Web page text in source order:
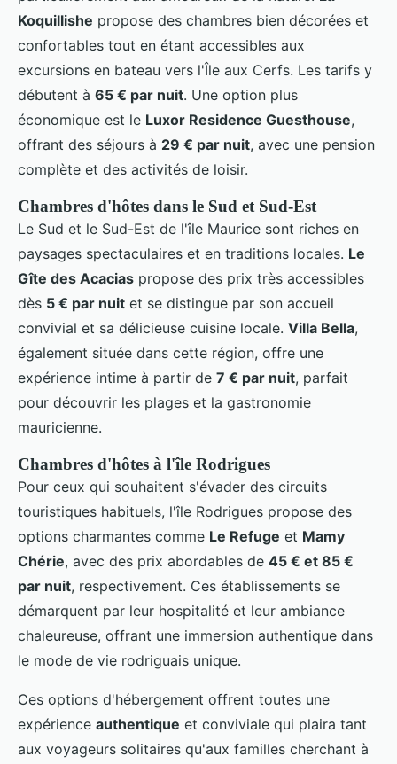
Koquillishe propose des chambres bien décorées et
confortables tout en étant accessibles aux
excursions en bateau vers l'Île aux Cerfs. Les tarifs y
débutent à 65 € par nuit. Une option plus
économique est le Luxor Residence Guesthouse,
offrant des séjours à 29 € par nuit, avec une pension
complète et des activités de loisir.
Chambres d'hôtes dans le Sud et Sud-Est
Le Sud et le Sud-Est de l'île Maurice sont riches en
paysages spectaculaires et en traditions locales. Le
Gîte des Acacias propose des prix très accessibles
dès 5 € par nuit et se distingue par son accueil
convivial et sa délicieuse cuisine locale. Villa Bella,
également située dans cette région, offre une
expérience intime à partir de 7 € par nuit, parfait
pour découvrir les plages et la gastronomie
mauricienne.
Chambres d'hôtes à l'île Rodrigues
Pour ceux qui souhaitent s'évader des circuits
touristiques habituels, l'île Rodrigues propose des
options charmantes comme Le Refuge et Mamy
Chérie, avec des prix abordables de 45 € et 85 €
par nuit, respectivement. Ces établissements se
démarquent par leur hospitalité et leur ambiance
chaleureuse, offrant une immersion authentique dans
le mode de vie rodriguais unique.
Ces options d'hébergement offrent toutes une
expérience authentique et conviviale qui plaira tant
aux voyageurs solitaires qu'aux familles cherchant à